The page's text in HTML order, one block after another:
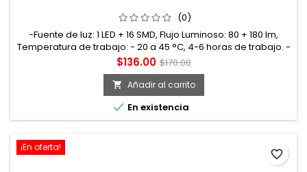
(0)
-Fuente de luz: 1 LED + 16 SMD, Flujo Luminoso: 80 + 180 lm,
Temperatura de trabajo: - 20 a 45 °C, 4-6 horas de trabajo. -
Potencia: 3,5 W, Voltaje: 5 V, Corriente: 0,7 A. -Temperatura
de color: 6500 , Material del cuerpo: ABS. -Con gancho de
metal para trabajo de 180°, grado IP20. -Banco de energía
1500 mAh. -Linterna de campamento para multiusos.
Precio
$136.00 Precio
base
$170.00
 Añadir al carrito
 En existencia
¡En oferta!
favorite_border